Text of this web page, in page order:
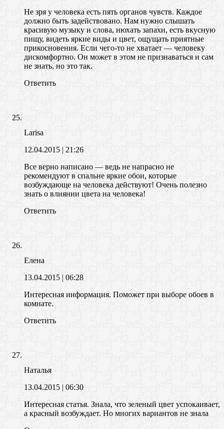
Не зря у человека есть пять органов чувств. Каждое
должно быть задействовано. Нам нужно слышать
красивую музыку и слова, нюхать запахи, есть вкусную
пищу, видеть яркие виды и цвет, ощущать приятные
прикосновения. Если чего-то не хватает — человеку
дискомфортно. Он может в этом не признаваться и сам
не знать, но это так.
Ответить
Larisa
12.04.2015 | 21:26
Все верно написано — ведь не напрасно не
рекомендуют в спальне яркие обои, которые
возбуждающе на человека действуют! Очень полезно
знать о влиянии цвета на человека!
Ответить
Елена
13.04.2015 | 06:28
Интересная информация. Поможет при выборе обоев в
комнате.
Ответить
Наталья
13.04.2015 | 06:30
Интересная статья. Знала, что зеленый цвет успокаивает,
а красный возбуждает. Но многих вариантов не знала